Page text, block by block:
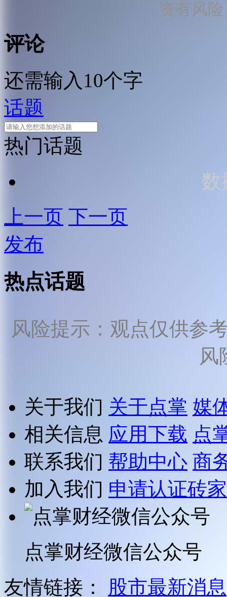
资有风
评论
还需输入10个字
话题
热门话题
数
上一页 下一页
发布
热点话题
风险提示：观点仅供参
风
关于我们 关于点掌 媒
相关信息 应用下载 点
联系我们 帮助中心 商
加入我们 申请认证砖家
点掌财经微信公众号
友情链接：
股市最新消息